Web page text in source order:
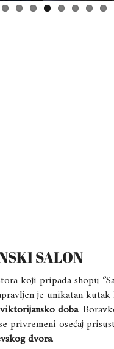
SALON
koji pripada shopu
je unikatan
doba.
privremeni osećaj
dvora.